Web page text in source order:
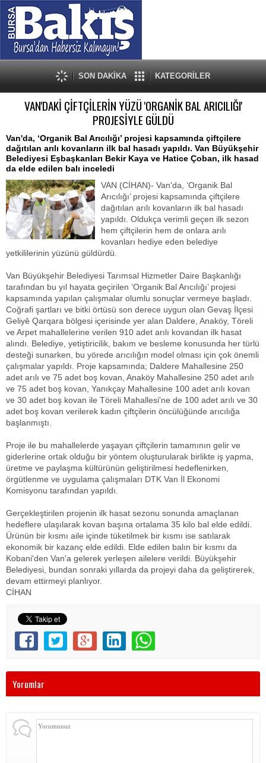
SON DAKİKA KATEGORİLER
VAN'DAKİ ÇİFTÇİLERİN YÜZÜ 'ORGANİK BAL ARICILIĞI'
PROJESİYLE GÜLDÜ
Van'da, ‘Organik Bal Arıcılığı’ projesi kapsamında çiftçilere
dağıtılan arılı kovanların ilk bal hasadı yapıldı. Van Büyükşehir
Belediyesi Eşbaşkanları Bekir Kaya ve Hatice Çoban, ilk hasad
da elde edilen balı inceledi
VAN (CİHAN)- Van'da, ‘Organik Bal
Arıcılığı’ projesi kapsamında çiftçilere
dağıtılan arılı kovanların ilk bal hasadı
yapıldı. Oldukça verimli geçen ilk sezon
hem çiftçilerin hem de onlara arılı
kovanları hediye eden belediye
yetkililerinin yüzünü güldürdü.
Van Büyükşehir Belediyesi Tarımsal Hizmetler Daire Başkanlığı
tarafından bu yıl hayata geçirilen ‘Organik Bal Arıcılığı’ projesi
kapsamında yapılan çalışmalar olumlu sonuçlar vermeye başladı.
Coğrafi şartları ve bitki örtüsü son derece uygun olan Gevaş İlçesi
Geliyê Qarqara bölgesi içerisinde yer alan Daldere, Anaköy, Töreli
ve Arpet mahallelerine verilen 910 adet arılı kovandan ilk hasat
alındı. Belediye, yetiştiricilik, bakım ve besleme konusunda her türlü
desteği sunarken, bu yörede arıcılığın model olması için çok önemli
çalışmalar yapıldı. Proje kapsamında; Daldere Mahallesine 250
adet arılı ve 75 adet boş kovan, Anaköy Mahallesine 250 adet arılı
ve 75 adet boş kovan, Yanıkçay Mahallesine 100 adet arılı kovan
ve 30 adet boş kovan ile Töreli Mahallesi'ne de 100 adet arılı ve 30
adet boş kovan verilerek kadın çiftçilerin öncülüğünde arıcılığa
başlanmıştı.
Proje ile bu mahallelerde yaşayan çiftçilerin tamamının gelir ve
giderlerine ortak olduğu bir yöntem oluşturularak birlikte iş yapma,
üretme ve paylaşma kültürünün geliştirilmesi hedeflenirken,
örgütlenme ve uygulama çalışmaları DTK Van İl Ekonomi
Komisyonu tarafından yapıldı.
Gerçekleştirilen projenin ilk hasat sezonu sonunda amaçlanan
hedeflere ulaşılarak kovan başına ortalama 35 kilo bal elde edildi.
Ürünün bir kısmı aile içinde tüketilmek bir kısmı ise satılarak
ekonomik bir kazanç elde edildi. Elde edilen balın bir kısmı da
Kobani'den Van'a gelerek yerleşen ailelere verildi. Büyükşehir
Belediyesi, bundan sonraki yıllarda da projeyi daha da geliştirerek,
devam ettirmeyi planlıyor.
CİHAN
Yorumlar